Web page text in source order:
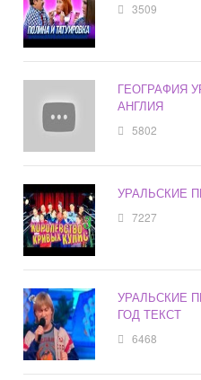
3509
ГЕОГРАФИЯ
АНГЛИЯ
5802
УРАЛЬСКИЕ
7227
УРАЛЬСКИЕ
ГОД ТЕКСТ
6468